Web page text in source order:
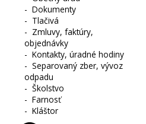
-Dokumenty
- Tlačivá
- Zmluvy, faktúry,
objednávky
-Kontakty, úradné hodiny
-Separovaný zber, vývoz
odpadu
-Školstvo
-Farnosť
-Kláštor